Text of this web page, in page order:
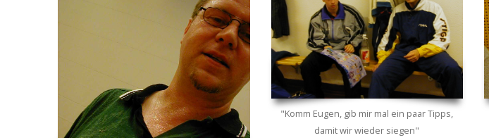
"Komm Eugen, gib mir mal ein paar Tipps,
damit wir wieder siegen"